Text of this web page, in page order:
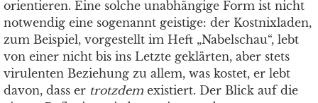
orientieren. Eine solche unabhängige Form ist nicht
notwendig eine sogenannt geistige: der Kostnixladen,
zum Beispiel, vorgestellt im Heft „Nabelschau“, lebt
von einer nicht bis ins Letzte geklärten, aber stets
virulenten Beziehung zu allem, was kostet, er lebt
davon, dass er trotzdem existiert. Der Blick auf die